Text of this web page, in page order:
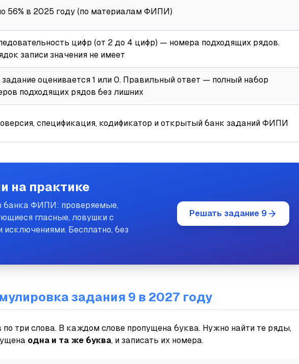
56% в 2025 году (по материалам ФИПИ)
цифр (от 2 до 4 цифр) — номера подходящих рядов.
записи значения не имеет
задание оценивается 1 или 0. Правильный ответ — полный набор
подходящих рядов без лишних
спецификация, кодификатор и открытый банк заданий ФИПИ
на практике
банка ФИПИ: проверяемые,
гласные, ловушки с
Бесплатно, без
Решать задание 9
задания 9 в 2027 году
по три слова. В каждом слове пропущена буква. Нужно найти те ряды,
одна и та же буква, и записать их номера.